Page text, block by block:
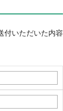
付いただいた内容